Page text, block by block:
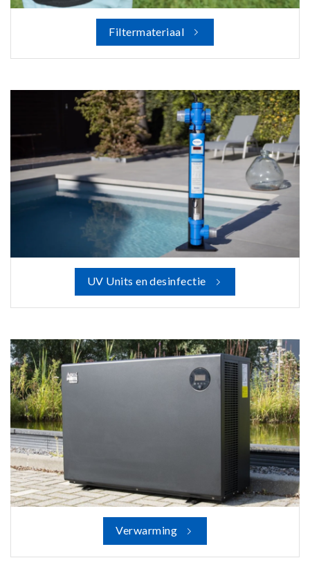
Filtermateriaal
UV Units en desinfectie
Verwarming